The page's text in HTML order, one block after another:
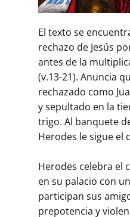
El texto se
rechazo de Jesús
antes de la
(v.13-21). Anuncia
rechazado como
y sepultado en la
trigo. Al banquete
Herodes le sigue el
Herodes celebra el
en su palacio con
participan sus
prepotencia y